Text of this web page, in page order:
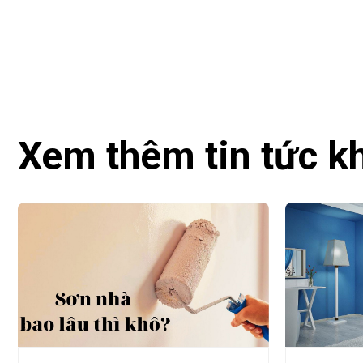
Xem thêm tin tức